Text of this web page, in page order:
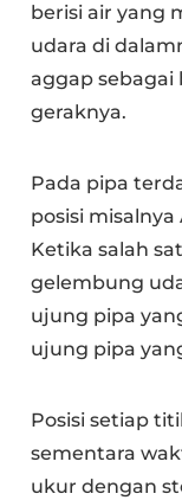
berisi air yang
udara di
aggap sebagai
geraknya.
Pada pipa
posisi misalnya
Ketika salah
gelembung
ujung pipa
ujung pipa
Posisi setiap
sementara
ukur dengan